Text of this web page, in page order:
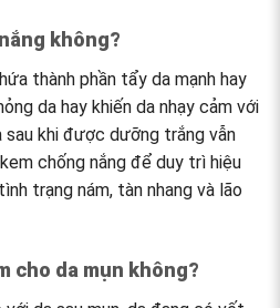
không?
thành phần tẩy da mạnh hay
da hay khiến da nhạy cảm với
sau khi được dưỡng trắng vẫn
chống nắng để duy trì hiệu
trạng nám, tàn nhang và lão
cho da mụn không?